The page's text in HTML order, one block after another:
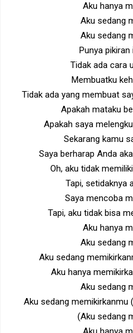
Aku hanya
Aku sedang
Aku sedang
Punya pikiran
Tidak ada cara
Membuatku
Tidak ada yang membuat
Apakah mataku
Apakah saya
Sekarang kamu
Saya berharap Anda
Oh, aku tidak
Tapi, setidaknya
Saya mencoba
Tapi, aku tidak bisa
Aku hanya
Aku sedang
Aku sedang
Aku hanya
Aku sedang
Aku sedang memikirkanmu
(Aku sedang